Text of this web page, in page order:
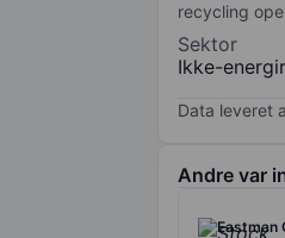
recycling
Sektor
Ikke-
Data leveret
Andre var
Eastman